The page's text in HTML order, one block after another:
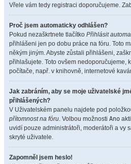
Vřele vám tedy registraci doporučujeme.
Proč jsem automaticky odhlášen?
Pokud nezaškrtnete tlačítko Přihlásit
přihlášeni jen po dobu práce na fóru. Toto
někým jiným. Abyste zůstali přihlášeni,
přihlašujete. Toto ovšem nedoporučujeme,
počítače, např. v knihovně, internetové
Jak zabráním, aby se moje uživatelské
přihlášených?
V Uživatelském panelu najdete pod
přítomnost na fóru. Volbou možnosti Ano
uvidí pouze administrátoři, moderátoři a vy
skryté uživatele.
Zapomněl jsem heslo!